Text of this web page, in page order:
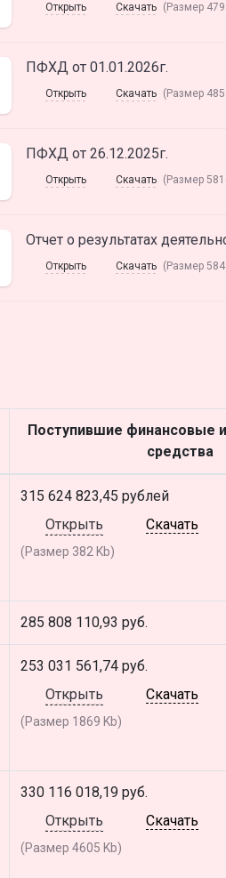
Открыть Скачать (Размер
ПФХД от 01.01.2026г.
Открыть Скачать (Размер
ПФХД от 26.12.2025г.
Открыть Скачать (Размер
Отчет о результатах
Открыть Скачать (Размер
Поступившие финансовые
средства
315 624 823,45 рублей
Открыть
Скачать
(Размер 382 Kb)
285 808 110,93 руб.
253 031 561,74 руб.
Открыть
Скачать
(Размер 1869 Kb)
330 116 018,19 руб.
Открыть
Скачать
(Размер 4605 Kb)